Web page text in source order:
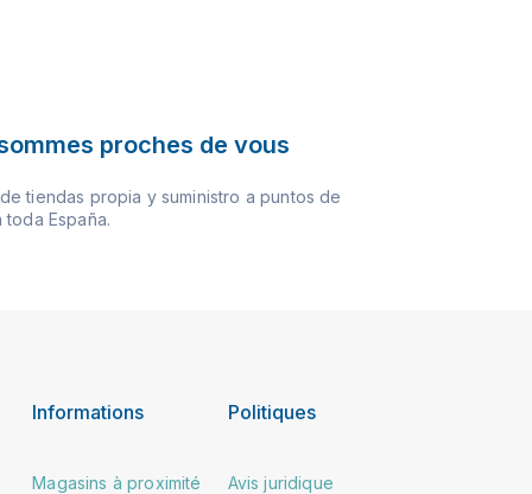
proches de vous
tiendas propia y suministro a puntos de
toda España.
Informations
Magasins à proximité
Politiques
Avis juridique